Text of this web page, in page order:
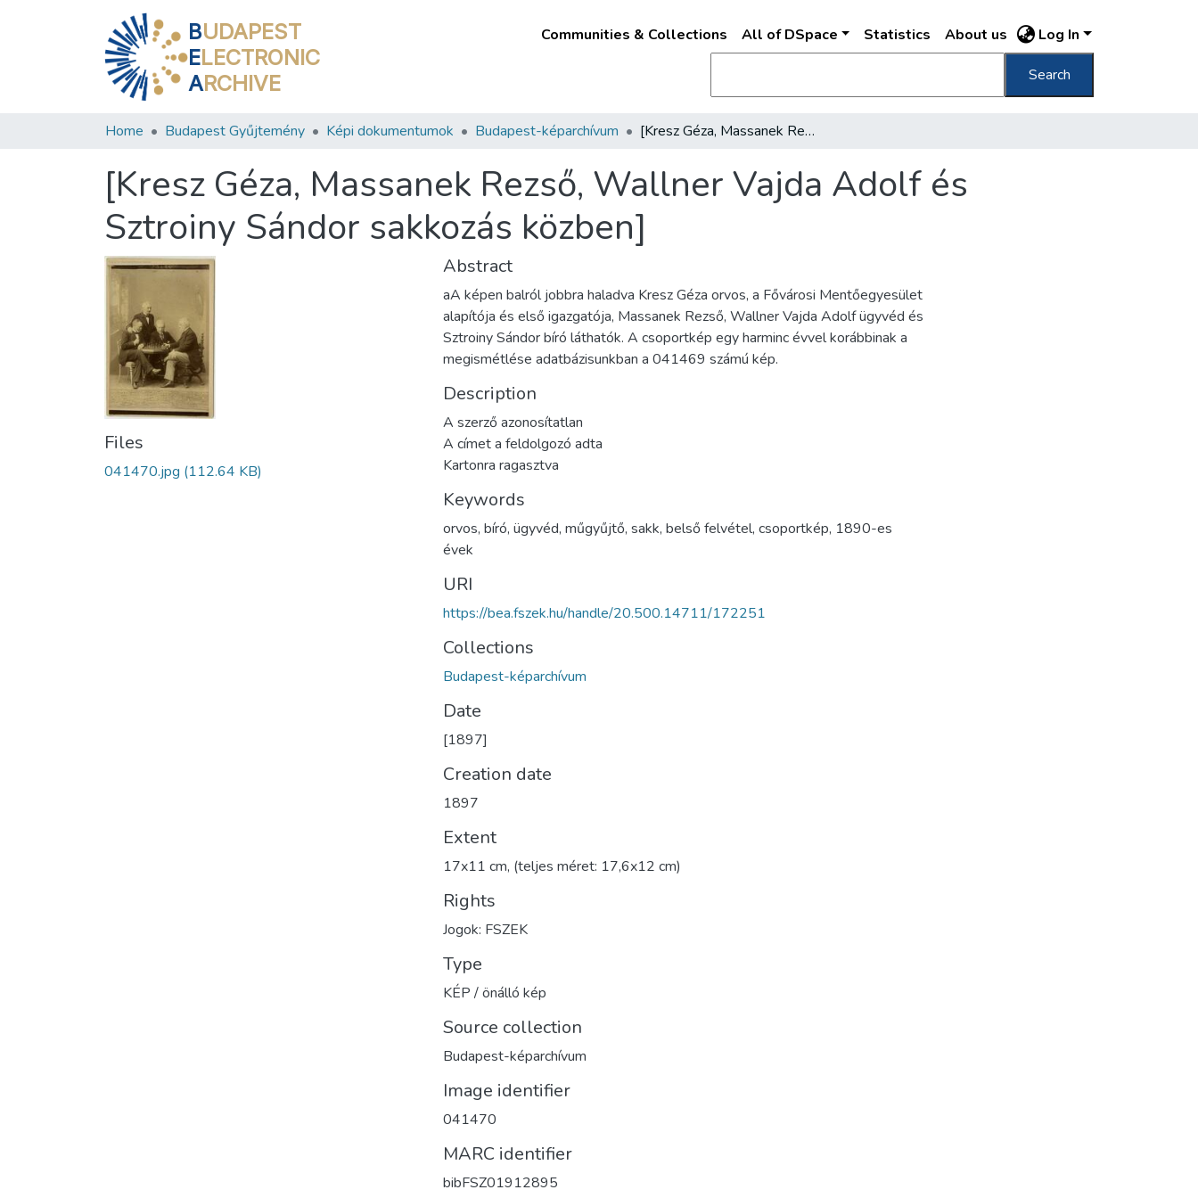
BUDAPEST
ELECTRONIC
ARCHIVE
Communities & Collections All of DSpace Statistics About us Log In
Search
Home Budapest Gyűjtemény Képi dokumentumok Budapest-képarchívum [Kresz Géza, Massanek Rezső, Wallner Vajda Adolf és Sztroiny Sándor sakkozás közben]
[Kresz Géza, Massanek Rezső, Wallner Vajda Adolf és
Sztroiny Sándor sakkozás közben]
Files
041470.jpg (112.64 KB)
Abstract
aA képen balról jobbra haladva Kresz Géza orvos, a Fővárosi Mentőegyesület
alapítója és első igazgatója, Massanek Rezső, Wallner Vajda Adolf ügyvéd és
Sztroiny Sándor bíró láthatók. A csoportkép egy harminc évvel korábbinak a
megismétlése adatbázisunkban a 041469 számú kép.
Description
A szerző azonosítatlan
A címet a feldolgozó adta
Kartonra ragasztva
Keywords
orvos, bíró, ügyvéd, műgyűjtő, sakk, belső felvétel, csoportkép, 1890-es
évek
URI
https://bea.fszek.hu/handle/20.500.14711/172251
Collections
Budapest-képarchívum
Date
[1897]
Creation date
1897
Extent
17x11 cm, (teljes méret: 17,6x12 cm)
Rights
Jogok: FSZEK
Type
KÉP / önálló kép
Source collection
Budapest-képarchívum
Image identifier
041470
MARC identifier
bibFSZ01912895